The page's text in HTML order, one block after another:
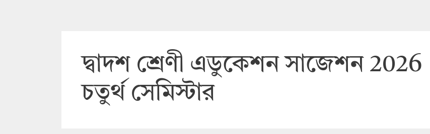
দ্বাদশ শ্রেণী এডুকেশন সাজেশন 2026
চতুর্থ সেমিস্টার